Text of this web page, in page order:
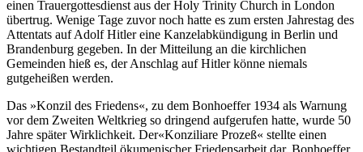
einen Trauergottesdienst aus der Holy Trinity Church in London
übertrug. Wenige Tage zuvor noch hatte es zum ersten Jahrestag des
Attentats auf Adolf Hitler eine Kanzelabkündigung in Berlin und
Brandenburg gegeben. In der Mitteilung an die kirchlichen
Gemeinden hieß es, der Anschlag auf Hitler könne niemals
gutgeheißen werden.
Das »Konzil des Friedens«, zu dem Bonhoeffer 1934 als Warnung
vor dem Zweiten Weltkrieg so dringend aufgerufen hatte, wurde 50
Jahre später Wirklichkeit. Der«Konziliare Prozeß« stellte einen